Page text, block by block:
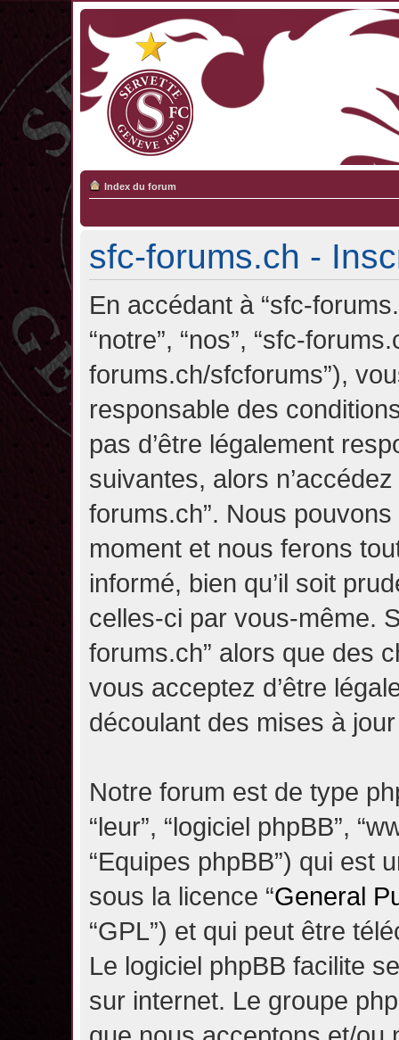
Index du forum
sfc-forums.ch -
En accédant à “sfc-
“notre”, “nos”, “sfc-
forums.ch/sfcforums”),
responsable des
pas d’être légalement
suivantes, alors
forums.ch”. Nous
moment et nous ferons
informé, bien qu’il soit
celles-ci par vous-même.
forums.ch” alors que des
vous acceptez d’être
découlant des mises à
Notre forum est de type
“leur”, “logiciel phpBB”,
“Equipes phpBB”) qui est
sous la licence “General
“GPL”) et qui peut être
Le logiciel phpBB facilite
sur internet. Le groupe